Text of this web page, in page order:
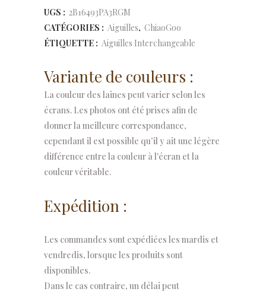
UGS : 2B16493PA3RGM
CATÉGORIES : Aiguilles, ChiaoGoo
ÉTIQUETTE : Aiguilles Interchangeable
Variante de couleurs :
La couleur des laines peut varier selon les
écrans. Les photos ont été prises afin de
donner la meilleure correspondance,
cependant il est possible qu’il y ait une légère
différence entre la couleur à l'écran et la
couleur véritable.
Expédition :
Les commandes sont expédiées les mardis et
vendredis, lorsque les produits sont
disponibles.
Dans le cas contraire, un délai peut